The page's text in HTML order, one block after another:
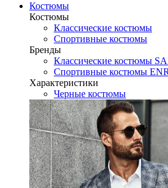
Костюмы
Костюмы
Классические костюмы
Спортивные костюмы
Бренды
Классические костюмы
Спортивные костюмы
Характеристики
Черные костюмы